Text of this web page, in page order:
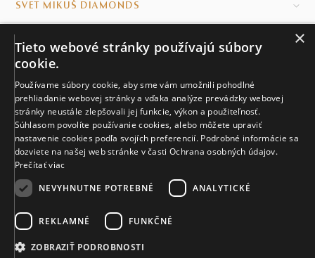
SVET MIKUŠ DIAMONDS
KONTAKT
Naše klenotníctva
Sídlo spoločnosti
© MIKUŠ DIAMONDS, A.S. 2026. VŠETKY PRÁVA VYHRADENÉ.
×
Tieto webové stránky používajú súbory
cookie.
Používame súbory cookie, aby sme vám umožnili pohodlné
prehliadanie webovej stránky a vďaka analýze prevádzky webovej
stránky neustále zlepšovali jej funkcie, výkon a použiteľnosť.
Súhlasom povolíte používanie cookies, alebo môžete upraviť
nastavenie cookies podľa svojích preferencií. Podrobné informácie sa
dozviete na našej web stránke v časti Ochrana osobných údajov.
Prečítať viac
NEVYHNUTNE POTREBNÉ
ANALYTICKÉ
REKLAMNÉ FUNKČNÉ
ZOBRAZIŤ PODROBNOSTI